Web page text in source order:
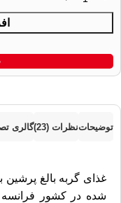
توضیحاتنظرات (23) گالری
غذای گربه بالغ پرشین
شده در کشور فرانسه